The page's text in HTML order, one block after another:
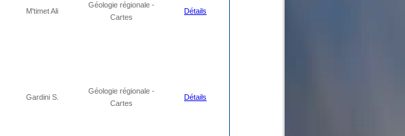
M'timet Ali
Géologie régionale -
Cartes
Détails
Gardini S.
Géologie régionale -
Cartes
Détails